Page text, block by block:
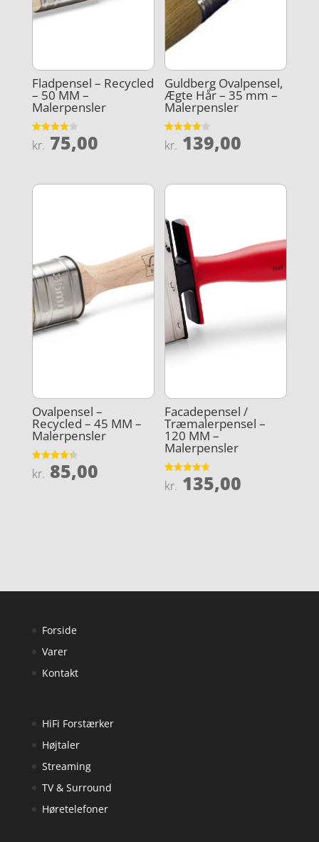
Fladpensel – Recycled
– 50 MM –
Malerpensler
Vurderet
4.1
kr. 75,00
Guldberg Ovalpensel,
Ægte Hår – 35 mm –
Malerpensler
Vurderet
4.1
kr. 139,00
Ovalpensel –
Recycled – 45 MM –
Malerpensler
Vurderet
4.3
kr. 85,00
Facadepensel /
Træmalerpensel –
120 MM –
Malerpensler
Vurderet
4.6
kr. 135,00
Forside
Varer
Kontakt
HiFi Forstærker
Højtaler
Streaming
TV & Surround
Høretelefoner